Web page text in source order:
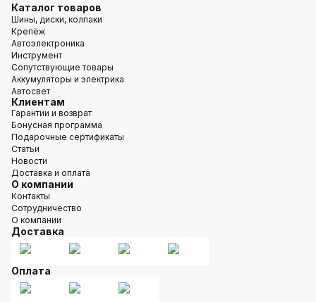
Каталог товаров
Шины, диски, колпаки
Крепёж
Автоэлектроника
Инструмент
Сопутствующие товары
Аккумуляторы и электрика
Автосвет
Клиентам
Гарантии и возврат
Бонусная программа
Подарочные сертификаты
Статьи
Новости
Доставка и оплата
О компании
Контакты
Сотрудничество
О компании
Доставка
Оплата